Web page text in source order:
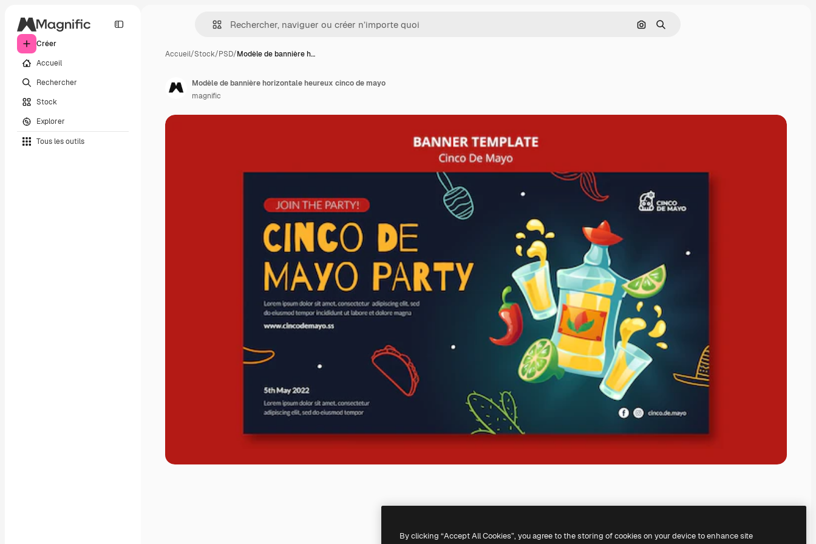
Créer
Accueil
Rechercher
Stock
Explorer
Tous les outils
Rechercher par image
Rechercher
Accueil/Stock/PSD/Modèle de bannière h…
Modèle de bannière horizontale heureux cinco de mayo
magnific
By clicking “Accept All Cookies”, you agree to the storing of cookies on your device to enhance site